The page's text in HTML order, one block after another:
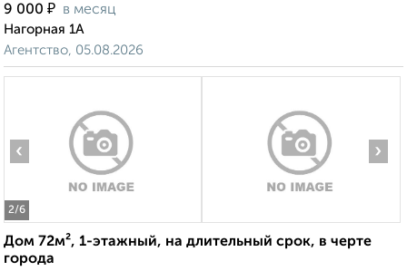
9 000 ₽ в месяц
Нагорная 1А
Агентство, 05.08.2026
2/6
‹ ›
Дом 72м², 1-этажный, на длительный срок, в черте
города